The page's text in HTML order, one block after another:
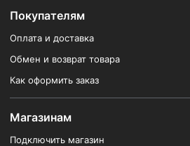
Покупателям
Оплата и доставка
Обмен и возврат товара
Как оформить заказ
Магазинам
Подключить магазин